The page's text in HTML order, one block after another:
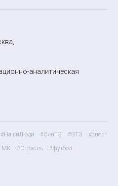
аналитическая
#НашиЛюди #СинТЗ #ВТЗ
#спорт
#Отрасль
#футбол